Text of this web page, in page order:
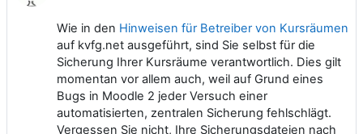
Wie in den Hinweisen für Betreiber von Kursräumen
auf kvfg.net ausgeführt, sind Sie selbst für die
Sicherung Ihrer Kursräume verantwortlich. Dies gilt
momentan vor allem auch, weil auf Grund eines
Bugs in Moodle 2 jeder Versuch einer
automatisierten, zentralen Sicherung fehlschlägt.
Vergessen Sie nicht, Ihre Sicherungsdateien nach